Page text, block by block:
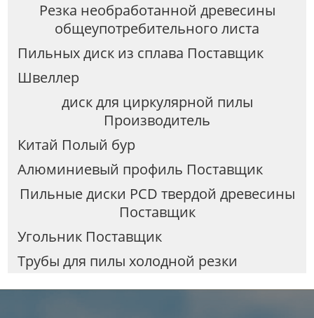
Резка необработанной древесины
общеупотребительного листа
Пильных диск из сплава Поставщик
Швеллер
диск для циркулярной пилы
Производитель
Китай Полый бур
Алюминиевый профиль Поставщик
Пильные диски PCD твердой древесины
Поставщик
Угольник Поставщик
Трубы для пилы холодной резки